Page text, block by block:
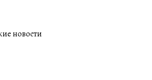
новости